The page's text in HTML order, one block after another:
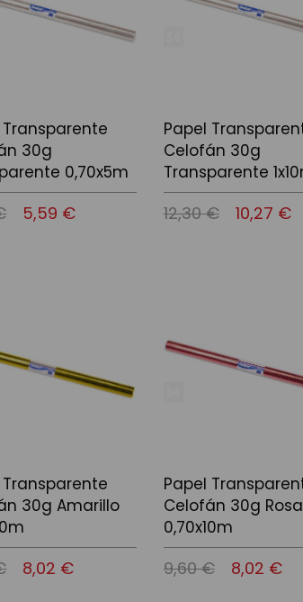
Transparente
30g
0,70x5m
5,59 €
Papel
Celofán 30g
Transparente
12,30 € 10,27 €
Transparente
30g Amarillo
8,02 €
Papel
Celofán 30g Rosa
0,70x10m
9,60 € 8,02 €